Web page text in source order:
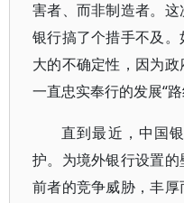
害者、而非制造者。
银行搞了个措手不及
大的不确定性，因为
一直忠实奉行的发展“
直到最近，中国
护。为境外银行设置
前者的竞争威胁，丰